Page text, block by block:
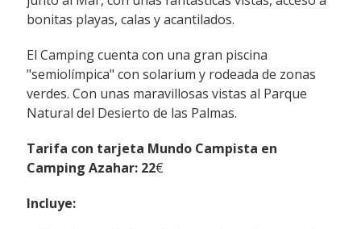
bonitas playas, calas y acantilados.
El Camping cuenta con una gran piscina
"semiolímpica" con solarium y rodeada de zonas
verdes. Con unas maravillosas vistas al Parque
Natural del Desierto de las Palmas.
Tarifa con tarjeta Mundo Campista en
Camping Azahar: 22€
Incluye: